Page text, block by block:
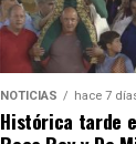
NOTICIAS hace 7
Histórica tarde